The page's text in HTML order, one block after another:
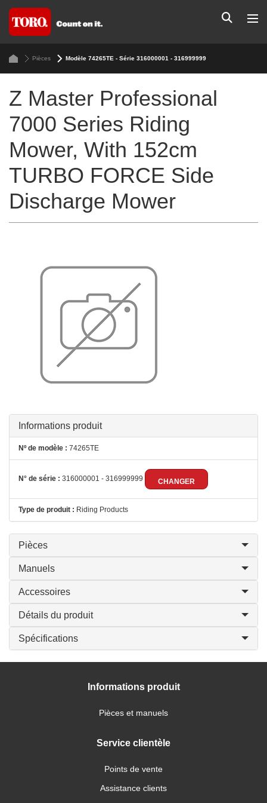
Pièces Modèle 74265TE - Série 316000001 - 316999999
Z Master Professional
7000 Series Riding
Mower, With 152cm
TURBO FORCE Side
Discharge Mower
Informations produit
Nº de modèle : 74265TE
N° de série : 316000001 - 316999999 CHANGER
Type de produit : Riding Products
Pièces
Manuels
Accessoires
Détails du produit
Spécifications
Informations produit
Pièces et manuels
Service clientèle
Points de vente
Assistance clients